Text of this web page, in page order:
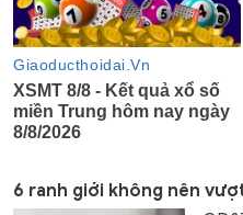
6 ranh giới không nên